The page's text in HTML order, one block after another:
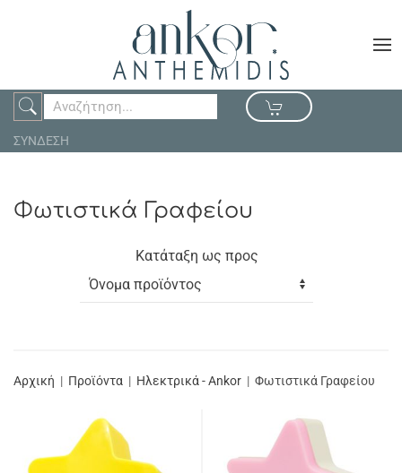
ΣΥΝΔΕΣΗ
Φωτιστικά Γραφείου
Κατάταξη ως προς
Αρχική Προϊόντα Ηλεκτρικά - Ankor Φωτιστικά Γραφείου